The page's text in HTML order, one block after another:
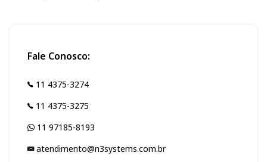
Fale Conosco:
11 4375-3274
11 4375-3275
11 97185-8193
atendimento@n3systems.com.br